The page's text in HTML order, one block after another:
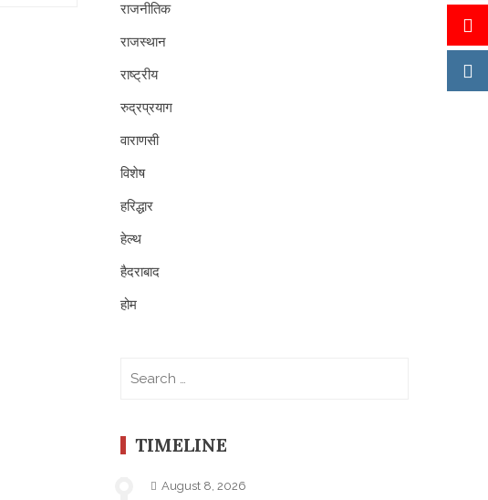
राजनीतिक
राजस्थान
राष्ट्रीय
रुद्रप्रयाग
वाराणसी
विशेष
हरिद्धार
हेल्थ
हैदराबाद
होम
TIMELINE
August 8, 2026